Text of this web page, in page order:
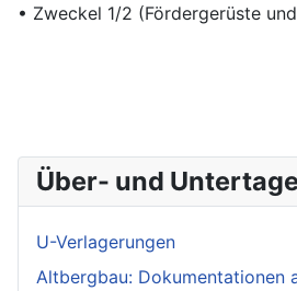
• Zweckel 1/2 (Fördergerüste
Über- und Untertage
U-Verlagerungen
Altbergbau: Dokumentationen